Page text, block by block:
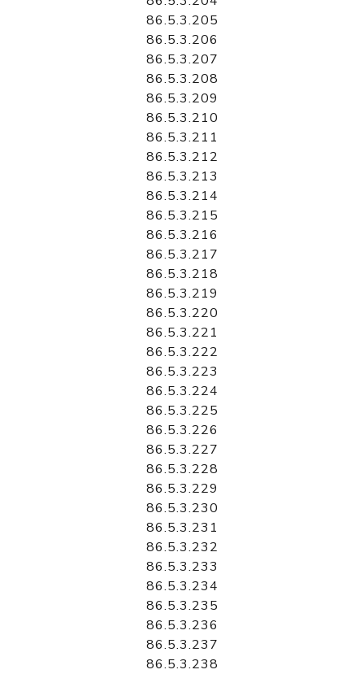
86.5.3.205
86.5.3.206
86.5.3.207
86.5.3.208
86.5.3.209
86.5.3.210
86.5.3.211
86.5.3.212
86.5.3.213
86.5.3.214
86.5.3.215
86.5.3.216
86.5.3.217
86.5.3.218
86.5.3.219
86.5.3.220
86.5.3.221
86.5.3.222
86.5.3.223
86.5.3.224
86.5.3.225
86.5.3.226
86.5.3.227
86.5.3.228
86.5.3.229
86.5.3.230
86.5.3.231
86.5.3.232
86.5.3.233
86.5.3.234
86.5.3.235
86.5.3.236
86.5.3.237
86.5.3.238